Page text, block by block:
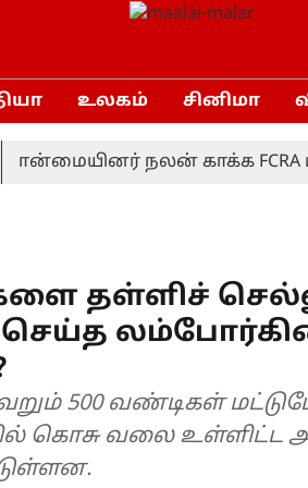
உலகம் சினிமா
நலன் காக்க FCRA
தள்ளிச்
செய்த
500 வண்டிகள்
கொசு வலை உள்ளிட்ட